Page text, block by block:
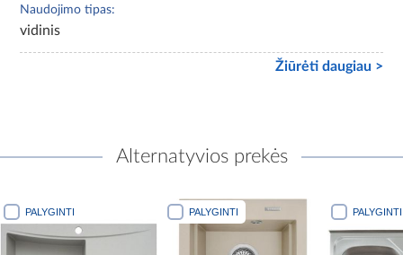
Naudojimo tipas:
vidinis
Žiūrėti daugiau >
Alternatyvios prekės
PALYGINTI PALYGINTI PALYGINTI